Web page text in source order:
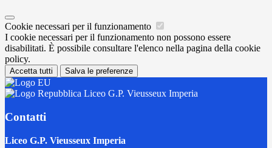
Cookie necessari per il funzionamento
I cookie necessari per il funzionamento non possono essere
disabilitati. È possibile consultare l'elenco nella pagina della cookie
policy.
Accetta tutti Salva le preferenze
Liceo G.P. Vieusseux Imperia
Contatti
Liceo G.P. Vieusseux Imperia